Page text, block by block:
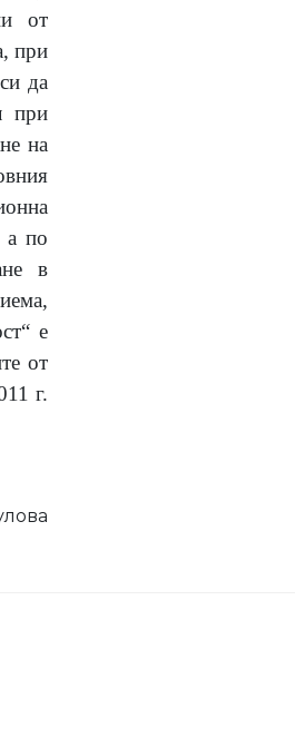
от
при
да
при
на
а по
в
е
от
г.